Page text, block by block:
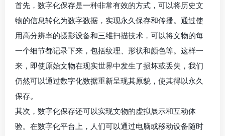
首先，数字化保存是一种非常有效的方式，可以将历史文
物的信息转化为数字数据，实现永久保存和传播。通过使
用高分辨率的摄影设备和三维扫描技术，可以将文物的每
一个细节都记录下来，包括纹理、形状和颜色等。这样一
来，即使原始文物在现实世界中发生了损坏或丢失，我们
仍然可以通过数字化数据重新呈现其原貌，使其得以永久
保存。
其次，数字化保存还可以实现文物的虚拟展示和互动体
验。在数字化平台上，人们可以通过电脑或移动设备随时